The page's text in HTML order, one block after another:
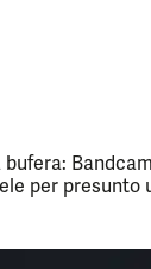
bufera:
per presunto